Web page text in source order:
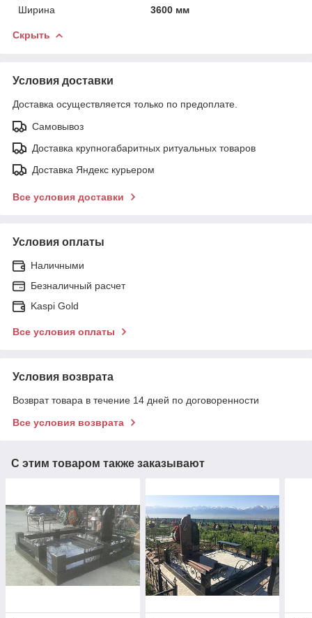
Ширина
3600 мм
Скрыть
Условия доставки
Доставка осуществляется только по предоплате.
Самовывоз
Доставка крупногабаритных ритуальных товаров
Доставка Яндекс курьером
Все условия доставки
Условия оплаты
Наличными
Безналичный расчет
Kaspi Gold
Все условия оплаты
Условия возврата
Возврат товара в течение 14 дней по договоренности
Все условия возврата
С этим товаром также заказывают